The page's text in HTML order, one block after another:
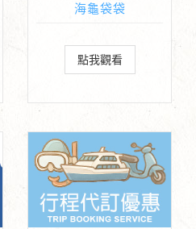
海龜袋袋
點我觀看